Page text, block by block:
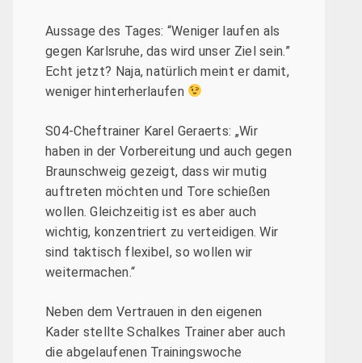
Aussage des Tages: “Weniger laufen als
gegen Karlsruhe, das wird unser Ziel sein.”
Echt jetzt? Naja, natürlich meint er damit,
weniger hinterherlaufen
S04-Cheftrainer Karel Geraerts: „Wir
haben in der Vorbereitung und auch gegen
Braunschweig gezeigt, dass wir mutig
auftreten möchten und Tore schießen
wollen. Gleichzeitig ist es aber auch
wichtig, konzentriert zu verteidigen. Wir
sind taktisch flexibel, so wollen wir
weitermachen.“
Neben dem Vertrauen in den eigenen
Kader stellte Schalkes Trainer aber auch
die abgelaufenen Trainingswoche